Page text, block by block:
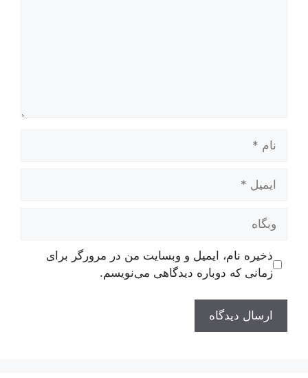
ایمیل
وبگاه
ذخیره نام، ایمیل و وبسایت من در مرورگر برای
زمانی که دوباره دیدگاهی می‌نویسم.